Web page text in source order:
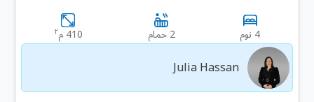
4 نوم 2 حمام 410 م ٢
Julia Hassan